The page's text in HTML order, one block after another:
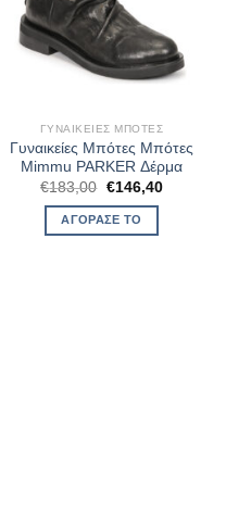
ΓΥΝΑΙΚΕΊΕΣ ΜΠΌΤΕΣ
Γυναικείες Μπότες Μπότες
Mimmu PARKER Δέρμα
€183,00 Original
was:
€183,00.
€146,40Η
ΑΓΌΡΑΣΈ ΤΟ